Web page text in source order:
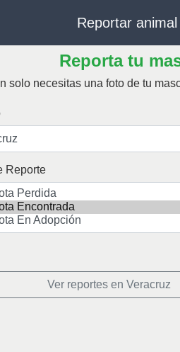
Reportar
Reporta tu
solo necesitas una foto de tu
Reporte
Ver reportes en Veracruz